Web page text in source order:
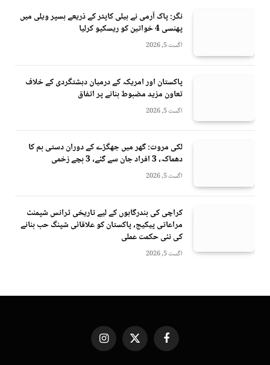
نگر: پاک آرمی نے ہیلی کاپٹر کے ذریعے ہسپر ویلی میں
پھنسی 4 خواتین کو ریسکیو کرلیا
اگست 5, 2026
پاکستان اور امریکہ کے درمیان دہشتگردی کے خلاف
تعاون مزید مضبوط بنانے پر اتفاق
اگست 5, 2026
لکی مروت: گھر میں جھگڑے کے دوران دستی بم کا
دھماکہ، 3 افراد جان سے گئے، 3 بچے زخمی
اگست 5, 2026
کراچی کی بندرگاہوں کے لیے تاریخی ٹرانس شپمنٹ
مراعاتی پیکیج، پاکستان کو علاقائی شپنگ حب بنانے
کی نئی حکمت عملی
اگست 5, 2026
Facebook
X
(Twitter)
Instagram